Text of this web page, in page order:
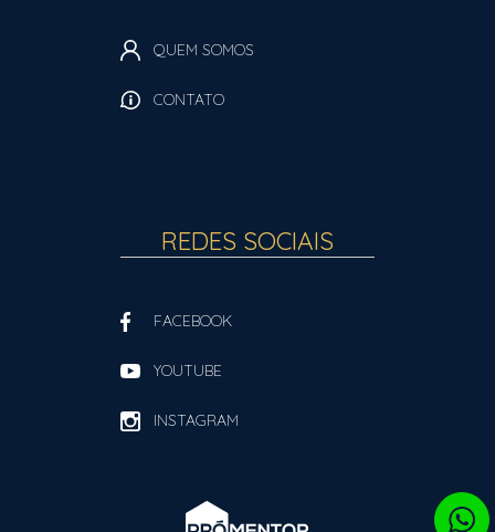
QUEM SOMOS
CONTATO
REDES SOCIAIS
FACEBOOK
YOUTUBE
INSTAGRAM